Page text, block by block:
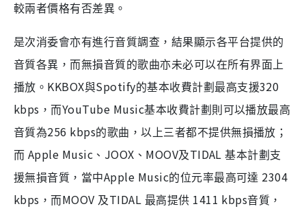
較兩者價格有否差異。
是次消委會亦有進行音質調查，結果顯示各平台提供的
音質各異，而無損音質的歌曲亦未必可以在所有界面上
播放。 KKBOX與Spotify的基本收費計劃最高支援320
kbps ，而YouTube Music基本收費計劃則可以播放最高
音質為256 kbps的歌曲，以上三者都不提供無損播放；
而 Apple Music 、 JOOX 、 MOOV及TIDAL基本計劃支
援無損音質，當中Apple Music的位元率最高可達 2304
kbps ，而MOOV 及TIDAL 最高提供 1411 kbps音質，